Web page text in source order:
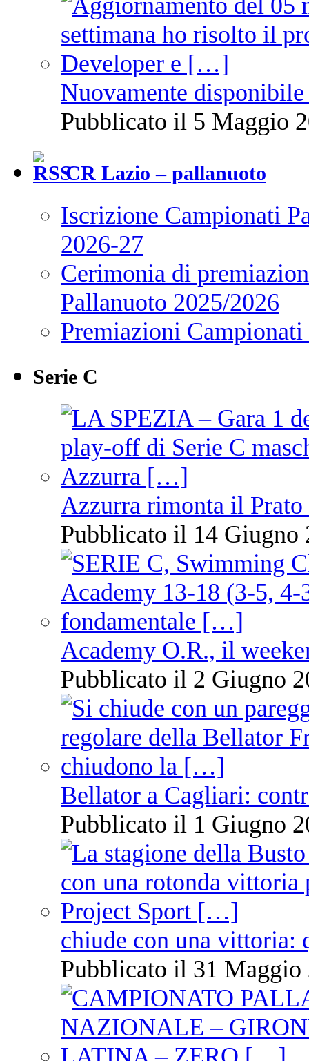
Nuovamente
Pubblicato il 5 Maggio
CR Lazio – pallanuoto
Iscrizione Campionati
2026-27
Cerimonia di
Pallanuoto 2025/2026
Premiazioni
Serie C
Azzurra rimonta il Prato
Pubblicato il 14 Giugno
Academy O.R., il
Pubblicato il 2 Giugno
Bellator a Cagliari:
Pubblicato il 1 Giugno
chiude con una vittoria:
Pubblicato il 31 Maggio